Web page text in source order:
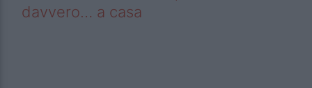
davvero… a casa